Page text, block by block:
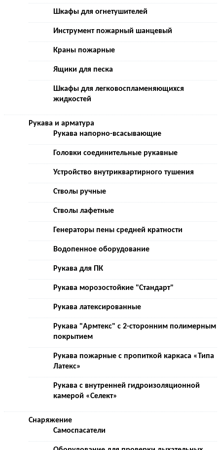
Шкафы для огнетушителей
Инструмент пожарный шанцевый
Краны пожарные
Ящики для песка
Шкафы для легковоспламеняющихся
жидкостей
Рукава и арматура
Рукава напорно-всасывающие
Головки соединительные рукавные
Устройство внутриквартирного тушения
Стволы ручные
Стволы лафетные
Генераторы пены средней кратности
Водопенное оборудование
Рукава для ПК
Рукава морозостойкие "Стандарт"
Рукава латексированные
Рукава "Армтекс" с 2-сторонним полимерным
покрытием
Рукава пожарные с пропиткой каркаса «Типа
Латекс»
Рукава с внутренней гидроизоляционной
камерой «Селект»
Снаряжение
Самоспасатели